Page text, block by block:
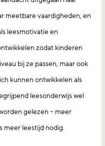
meetbare vaardigheden, en
leesmotivatie en
zodat kinderen
bij ze passen, maar ook
kunnen ontwikkelen als
leesonderwijs wel
gelezen – meer
meer leestijd nodig.